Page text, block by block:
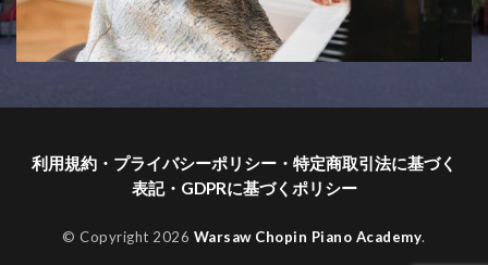
利用規約・プライバシーポリシー・特定商取引法に基づく
表記・GDPRに基づくポリシー
© Copyright 2026 Warsaw Chopin Piano Academy.